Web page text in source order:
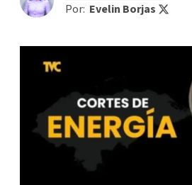
Por: Evelin Borjas